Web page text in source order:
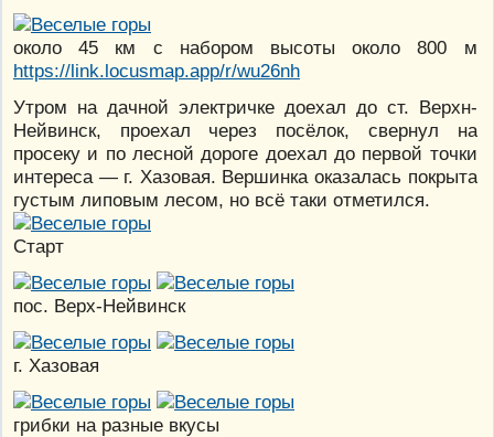
около 45 км с набором высоты около 800 м
https://link.locusmap.app/r/wu26nh
Утром на дачной электричке доехал до ст. Верхн-
Нейвинск, проехал через посёлок, свернул на
просеку и по лесной дороге доехал до первой точки
интереса — г. Хазовая. Вершинка оказалась покрыта
густым липовым лесом, но всё таки отметился.
Старт
пос. Верх-Нейвинск
г. Хазовая
грибки на разные вкусы